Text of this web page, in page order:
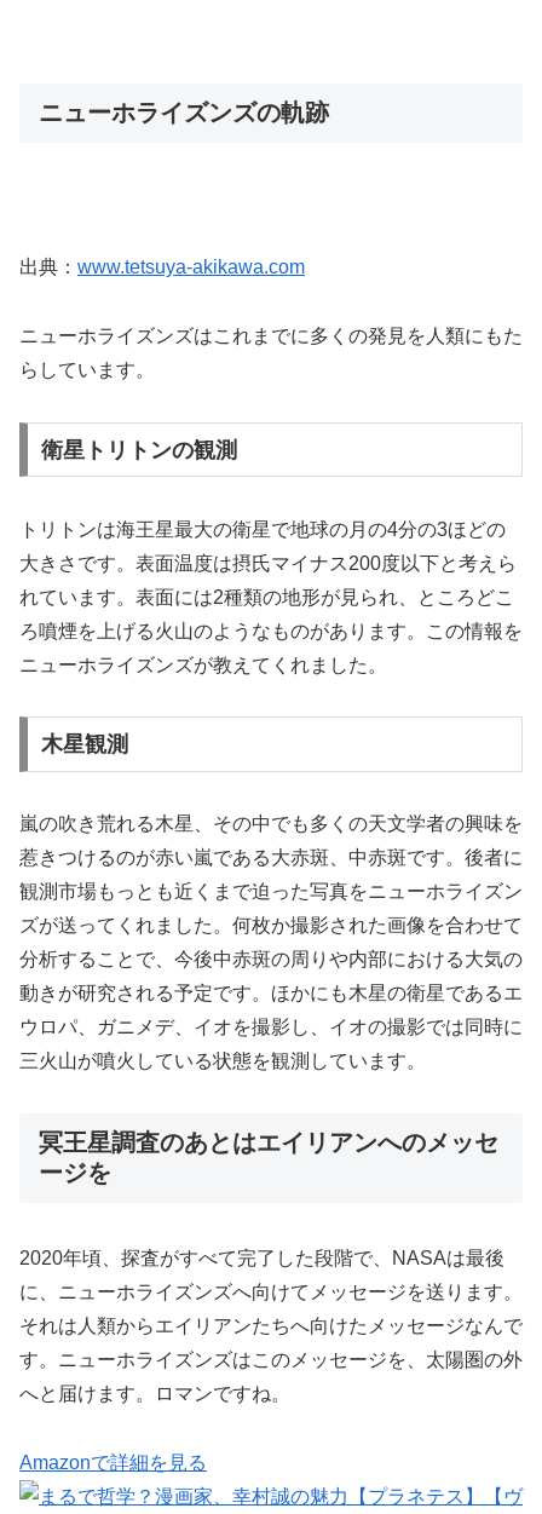
ニューホライズンズの軌跡
出典： www.tetsuya-akikawa.com
ニューホライズンズはこれまでに多くの発見を人類にもた
らしています。
衛星トリトンの観測
トリトンは海王星最大の衛星で地球の月の4分の3ほどの
大きさです。表面温度は摂氏マイナス200度以下と考えら
れています。表面には2種類の地形が見られ、ところどこ
ろ噴煙を上げる火山のようなものがあります。この情報を
ニューホライズンズが教えてくれました。
木星観測
嵐の吹き荒れる木星、その中でも多くの天文学者の興味を
惹きつけるのが赤い嵐である大赤斑、中赤斑です。後者に
観測市場もっとも近くまで迫った写真をニューホライズン
ズが送ってくれました。何枚か撮影された画像を合わせて
分析することで、今後中赤斑の周りや内部における大気の
動きが研究される予定です。ほかにも木星の衛星であるエ
ウロパ、ガニメデ、イオを撮影し、イオの撮影では同時に
三火山が噴火している状態を観測しています。
冥王星調査のあとはエイリアンへのメッセ
ージを
2020年頃、探査がすべて完了した段階で、NASAは最後
に、ニューホライズンズへ向けてメッセージを送ります。
それは人類からエイリアンたちへ向けたメッセージなんで
す。ニューホライズンズはこのメッセージを、太陽圏の外
へと届けます。ロマンですね。
Amazonで詳細を見る